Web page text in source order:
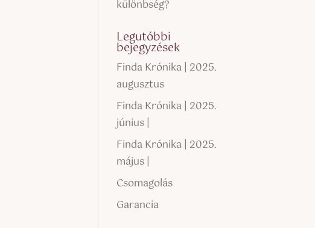
különbség?
Legutóbbi
bejegyzések
Finda Krónika | 2025.
augusztus
Finda Krónika | 2025.
június |
Finda Krónika | 2025.
május |
Csomagolás
Garancia